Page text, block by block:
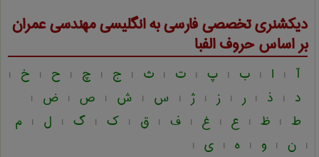
دیکشنری تخصصی فارسی به انگلیسیمهندسی عمران
بر اساس حروف الفبا
آ | ا | ب | پ | ت | ث | ج | چ | ح | خ |
د | ذ | ر | ز | ژ | س | ش | ص | ض |
ط | ظ | ع | غ | ف | ق | ک | گ | ل | م
| ن | و | ه | ی |